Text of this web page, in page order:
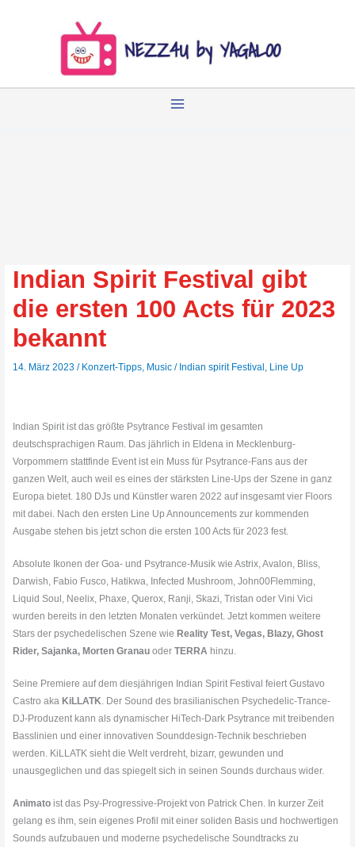
Indian Spirit Festival gibt
die ersten 100 Acts für 2023
bekannt
14. März 2023/ Konzert-Tipps Music / Indian spirit Festival Line Up
Indian Spirit ist das größte Psytrance Festival im gesamten
deutschsprachigen Raum. Das jährlich in Eldena in Mecklenburg-
Vorpommern stattfinde Event ist ein Muss für Psytrance-Fans aus der
ganzen Welt, auch weil es eines der stärksten Line-Ups der Szene in ganz
Europa bietet. 180 DJs und Künstler waren 2022 auf insgesamt vier Floors
mit dabei. Nach den ersten Line Up Announcements zur kommenden
Ausgabe stehen bis jetzt schon die ersten 100 Acts für 2023 fest.
Absolute Ikonen der Goa- und Psytrance-Musik wie Astrix, Avalon, Bliss,
Darwish, Fabio Fusco, Hatikwa, Infected Mushroom, John00Flemming,
Liquid Soul, Neelix, Phaxe, Querox, Ranji, Skazi, Tristan oder Vini Vici
wurden bereits in den letzten Monaten verkündet. Jetzt kommen weitere
Stars der psychedelischen Szene wie Reality Test, Vegas, Blazy, Ghost
Rider, Sajanka, Morten Granauoder TERRA hinzu.
Seine Premiere auf dem diesjährigen Indian Spirit Festival feiert Gustavo
Castro aka KiLLATK. Der Sound des brasilianischen Psychedelic-Trance-
DJ-Produzent kann als dynamischer HiTech-Dark Psytrance mit treibenden
Basslinien und einer innovativen Sounddesign-Technik beschrieben
werden. KiLLATK sieht die Welt verdreht, bizarr, gewunden und
unausgeglichen und das spiegelt sich in seinen Sounds durchaus wider.
Animato ist das Psy-Progressive-Projekt von Patrick Chen. In kurzer Zeit
gelang es ihm, sein eigenes Profil mit einer soliden Basis und hochwertigen
Sounds aufzubauen und moderne psychedelische Soundtracks zu